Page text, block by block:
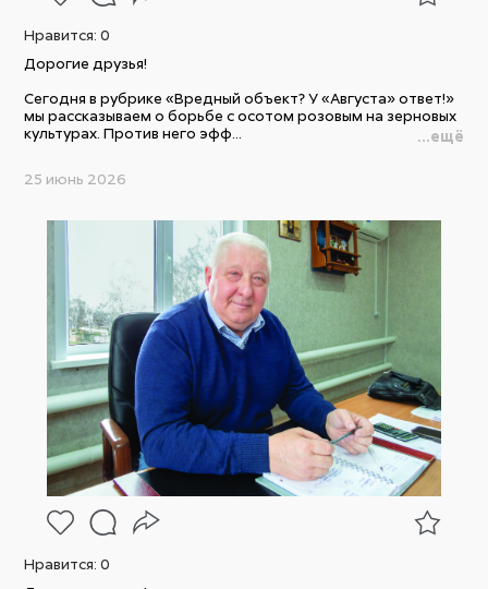
Нравится:0
Дорогие друзья!
Сегодня в рубрике «Вредный объект? У «Августа» ответ!»
мы рассказываем о борьбе с осотом розовым на зерновых
культурах. Против него эфф...
...ещё
25 июнь 2026
Нравится:0